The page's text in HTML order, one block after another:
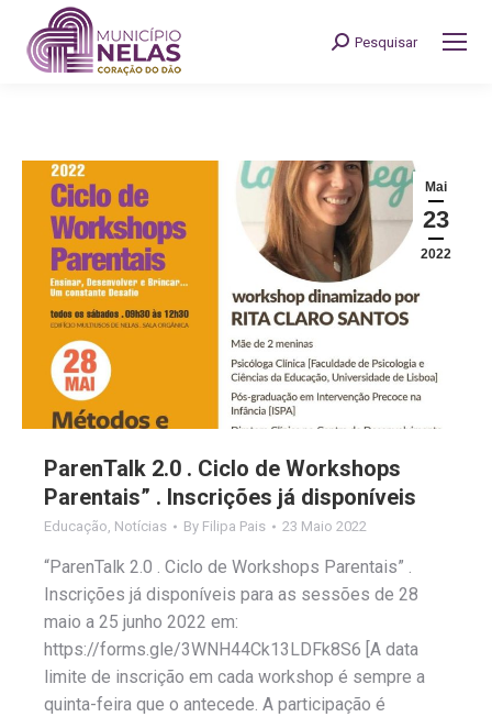
Search:
Pesquisar
Mai
23
2022
ParenTalk 2.0 . Ciclo de Workshops
Parentais” . Inscrições já disponíveis
Educação, Notícias By Filipa Pais 23 Maio 2022
“ParenTalk 2.0 . Ciclo de Workshops Parentais” .
Inscrições já disponíveis para as sessões de 28
maio a 25 junho 2022 em:
https://forms.gle/3WNH44Ck13LDFk8S6 [A data
limite de inscrição em cada workshop é sempre a
quinta-feira que o antecede. A participação é